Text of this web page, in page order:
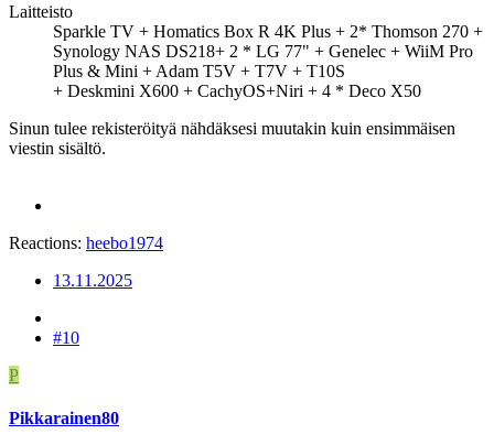
Laitteisto
Sparkle TV + Homatics Box R 4K Plus + 2* Thomson 270 +
Synology NAS DS218+ 2 * LG 77" + Genelec + WiiM Pro
Plus & Mini + Adam T5V + T7V + T10S
+ Deskmini X600 + CachyOS+Niri + 4 * Deco X50
Sinun tulee rekisteröityä nähdäksesi muutakin kuin ensimmäisen
viestin sisältö.
Reactions: heebo1974
13.11.2025
#10
P
Pikkarainen80